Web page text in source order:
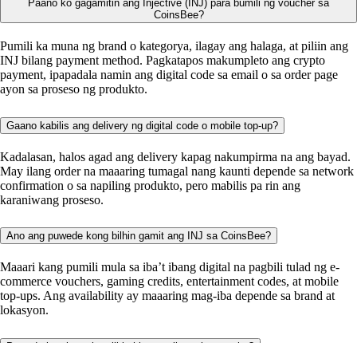
Paano ko gagamitin ang Injective (INJ) para bumili ng voucher sa
CoinsBee?
Pumili ka muna ng brand o kategorya, ilagay ang halaga, at piliin ang
INJ bilang payment method. Pagkatapos makumpleto ang crypto
payment, ipapadala namin ang digital code sa email o sa order page
ayon sa proseso ng produkto.
Gaano kabilis ang delivery ng digital code o mobile top-up?
Kadalasan, halos agad ang delivery kapag nakumpirma na ang bayad.
May ilang order na maaaring tumagal nang kaunti depende sa network
confirmation o sa napiling produkto, pero mabilis pa rin ang
karaniwang proseso.
Ano ang puwede kong bilhin gamit ang INJ sa CoinsBee?
Maaari kang pumili mula sa iba’t ibang digital na pagbili tulad ng e-
commerce vouchers, gaming credits, entertainment codes, at mobile
top-ups. Ang availability ay maaaring mag-iba depende sa brand at
lokasyon.